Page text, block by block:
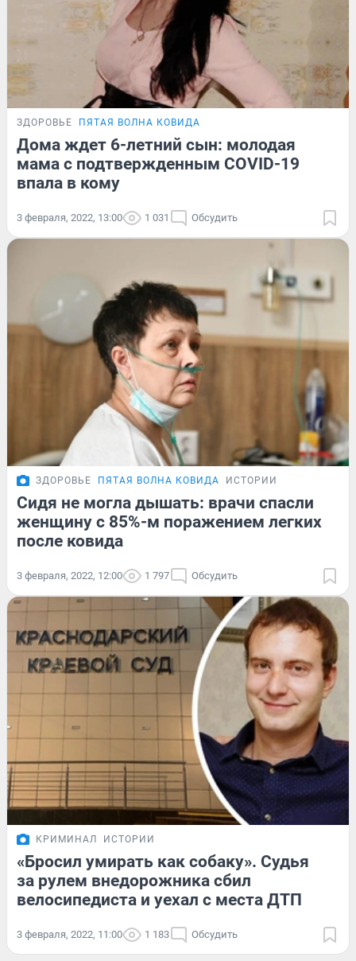
ЗДОРОВЬЕ ПЯТАЯ ВОЛНА КОВИДА
Дома ждет 6-летний сын: молодая
мама с подтвержденным COVID-19
впала в кому
3 февраля, 2022, 13:00 1 031 Обсудить
ЗДОРОВЬЕ ПЯТАЯ ВОЛНА КОВИДА ИСТОРИИ
Сидя не могла дышать: врачи спасли
женщину с 85%-м поражением легких
после ковида
3 февраля, 2022, 12:00 1 797 Обсудить
КРИМИНАЛ ИСТОРИИ
«Бросил умирать как собаку». Судья
за рулем внедорожника сбил
велосипедиста и уехал с места ДТП
3 февраля, 2022, 11:00 1 183 Обсудить